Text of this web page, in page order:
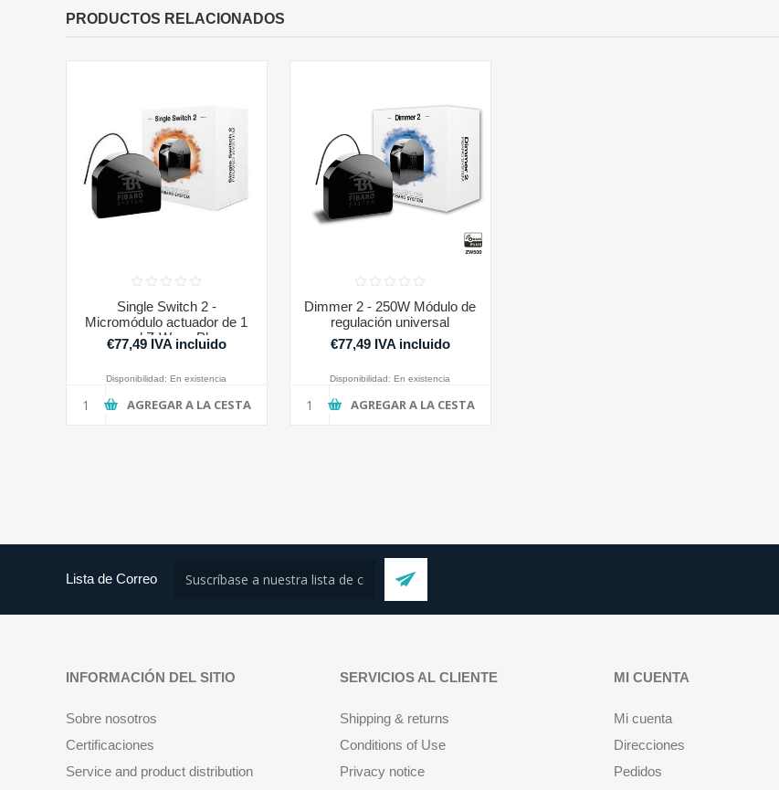
PRODUCTOS RELACIONADOS
Single Switch 2 -
Micromódulo actuador de 1
canal Z-Wave Plus
€77,49 IVA incluido
AGREGAR A LA CESTA
Disponibilidad: En existencia
Dimmer 2 - 250W Módulo de
regulación universal
€77,49 IVA incluido
AGREGAR A LA CESTA
Disponibilidad: En existencia
Lista de Correo
INFORMACIÓN DEL SITIO
Sobre nosotros
Certificaciones
Service and product distribution
SERVICIOS AL CLIENTE
Shipping & returns
Conditions of Use
Privacy notice
MI CUENTA
Mi cuenta
Direcciones
Pedidos